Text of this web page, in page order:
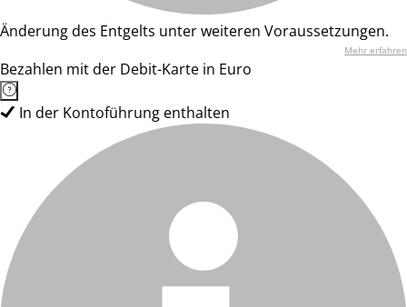
Änderung des Entgelts unter weiteren Voraussetzungen.
Mehr erfahren
Bezahlen mit der Debit-Karte in Euro
In der Kontoführung enthalten